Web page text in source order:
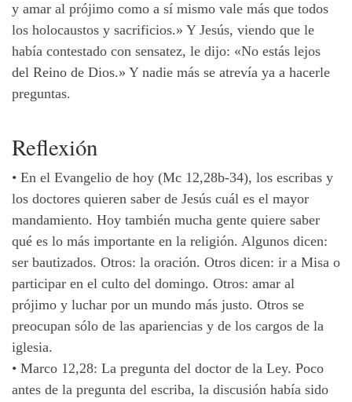
y amar al prójimo como a sí mismo vale más que todos
los holocaustos y sacrificios.» Y Jesús, viendo que le
había contestado con sensatez, le dijo: «No estás lejos
del Reino de Dios.» Y nadie más se atrevía ya a hacerle
preguntas.
Reflexión
• En el Evangelio de hoy (Mc 12,28b-34), los escribas y
los doctores quieren saber de Jesús cuál es el mayor
mandamiento. Hoy también mucha gente quiere saber
qué es lo más importante en la religión. Algunos dicen:
ser bautizados. Otros: la oración. Otros dicen: ir a Misa o
participar en el culto del domingo. Otros: amar al
prójimo y luchar por un mundo más justo. Otros se
preocupan sólo de las apariencias y de los cargos de la
iglesia.
• Marco 12,28: La pregunta del doctor de la Ley. Poco
antes de la pregunta del escriba, la discusión había sido